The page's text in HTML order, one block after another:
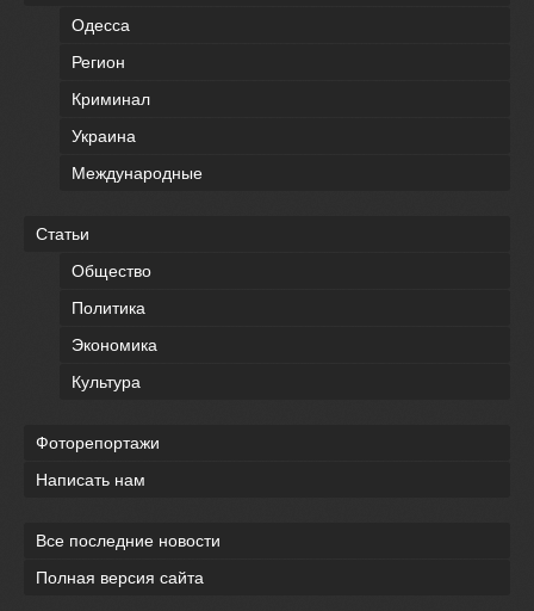
Одесса
Регион
Криминал
Украина
Международные
Статьи
Общество
Политика
Экономика
Культура
Фоторепортажи
Написать нам
Все последние новости
Полная версия сайта